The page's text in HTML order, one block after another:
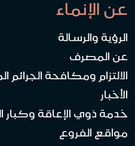
عن الإنماء
الرؤية والرسالة
عن المصرف
الالتزام ومكافحة الجرائم
الأخبار
خدمة ذوي الإعاقة وكبار
مواقع الفروع